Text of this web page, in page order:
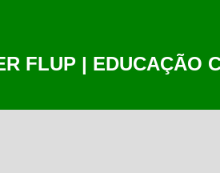
FLUP | EDUCAÇÃO